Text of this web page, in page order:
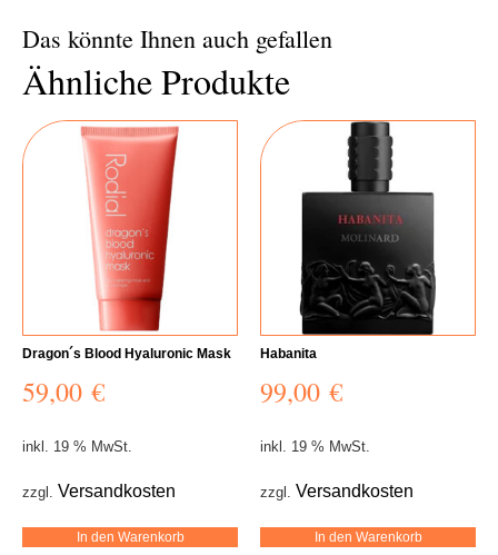
Das könnte Ihnen auch gefallen
Ähnliche Produkte
Dragon´s Blood Hyaluronic Mask
59,00 €
inkl. 19 % MwSt.
zzgl. Versandkosten
In den Warenkorb
Habanita
99,00 €
inkl. 19 % MwSt.
zzgl. Versandkosten
In den Warenkorb